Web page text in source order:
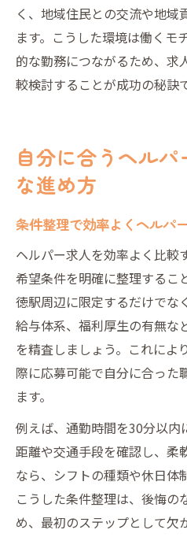
く、地域住民との交流や地域
ます。こうした環境は働くモ
的な勤務につながるため、求
較検討することが成功の秘訣
自分に合うヘル
な進め方
条件整理で効率よくヘルパ
ヘルパー求人を効率よく比較
希望条件を明確に整理するこ
徳駅周辺に限定するだけでな
給与体系、福利厚生の有無な
を精査しましょう。これによ
際に応募可能で自分に合った
ます。
例えば、通勤時間を30分以内
距離や交通手段を確認し、柔
なら、シフトの種類や休日体
こうした条件整理は、後悔の
め、最初のステップとして欠